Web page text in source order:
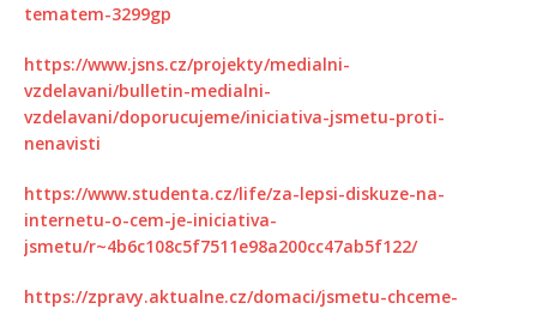
tematem-3299gp
https://www.jsns.cz/projekty/medialni-
vzdelavani/bulletin-medialni-
vzdelavani/doporucujeme/iniciativa-jsmetu-proti-
nenavisti
https://www.studenta.cz/life/za-lepsi-diskuze-na-
internetu-o-cem-je-iniciativa-
jsmetu/r~4b6c108c5f7511e98a200cc47ab5f122/
https://zpravy.aktualne.cz/domaci/jsmetu-chceme-